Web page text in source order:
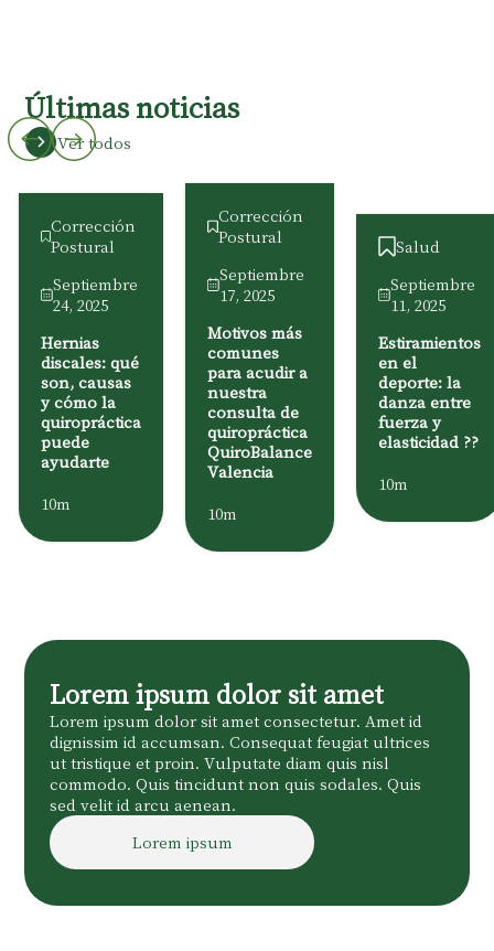
Últimas noticias
Ver todos
Corrección
Postural
Septiembre
24, 2025
Hernias
discales: qué
son, causas
y cómo la
quiropráctica
puede
ayudarte
10m
Corrección
Postural
Septiembre
17, 2025
Motivos más
comunes
para acudir a
nuestra
consulta de
quiropráctica
QuiroBalance
Valencia
10m
Salud
Septiembre
11, 2025
Estiramientos
en el
deporte: la
danza entre
fuerza y
elasticidad ??
10m
Lorem ipsum dolor sit amet
Lorem ipsum dolor sit amet consectetur. Amet id
dignissim id accumsan. Consequat feugiat ultrices
ut tristique et proin. Vulputate diam quis nisl
commodo. Quis tincidunt non quis sodales. Quis
sed velit id arcu aenean.
Lorem ipsum